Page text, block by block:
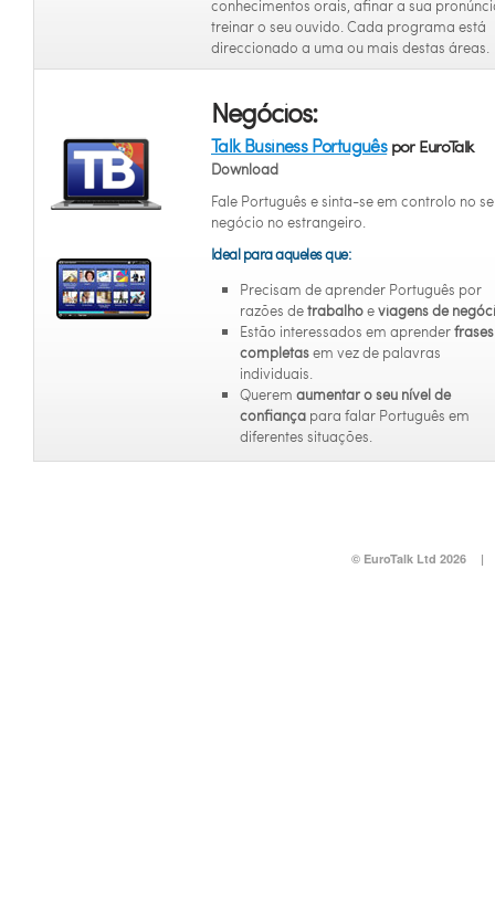
conhecimentos orais, afinar a sua
treinar o seu ouvido. Cada programa está
direccionado a uma ou mais destas áreas.
Negócios:
Talk Business Portuguêspor EuroTalk
Download
Fale Português e sinta-se em controlo no
negócio no estrangeiro.
Ideal para aqueles que:
Precisam de aprender Português por
razões detrabalhoeviagens de
Estão interessados em aprenderfrases
completasem vez de palavras
individuais.
Querem aumentar o seu nível de
confiança para falar Português em
diferentes situações.
© EuroTalk Ltd 2026 |